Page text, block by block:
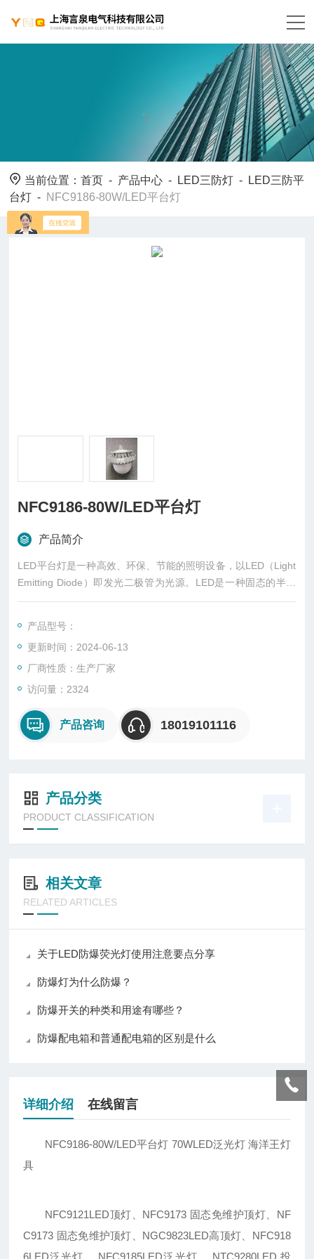
当前位置：首页 - 产品中心 - LED三防灯 -
LED三防平
台灯 - NFC9186-80W/LED平台灯
NFC9186-80W/LED平台灯
产品简介
LED平台灯是一种高效、环保、节能的照明设备，以LED（Light
Emitting Diode）即发光二极管为光源。LED是一种固态的半导
体器件，可以直接将电能转化为光能。
产品型号：
更新时间：2024-06-13
厂商性质：生产厂家
访问量：2324
产品咨询 18019101116
产品分类
PRODUCT CLASSIFICATION
相关文章
RELATED ARTICLES
关于LED防爆荧光灯使用注意要点分享
防爆灯为什么防爆？
防爆开关的种类和用途有哪些？
防爆配电箱和普通配电箱的区别是什么
详细介绍 在线留言
NFC9186-80W/LED平台灯 70WLED泛光灯 海洋王灯
具
NFC9121LED顶灯、NFC9173 固态免维护顶灯、NF
C9173 固态免维护顶灯、NGC9823LED高顶灯、NFC918